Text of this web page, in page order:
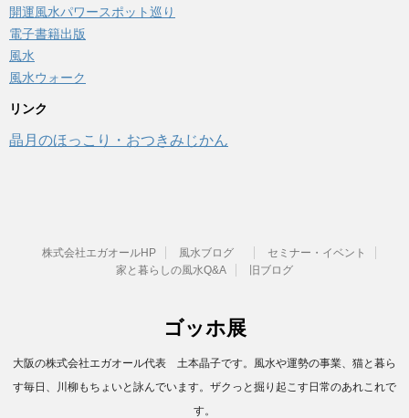
開運風水パワースポット巡り
電子書籍出版
風水
風水ウォーク
リンク
晶月のほっこり・おつきみじかん
株式会社エガオールHP 風水ブログ
セミナー・イベント
家と暮らしの風水Q&A
旧ブログ
ゴッホ展
大阪の株式会社エガオール代表 土本晶子です。風水や運勢の事業、猫と暮ら
す毎日、川柳もちょいと詠んでいます。ザクっと掘り起こす日常のあれこれで
す。